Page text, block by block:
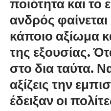
ανδρός
κάποιο αξίωμα
της εξουσίας.
στο δια ταύτα. Να
αξίζεις την
έδειξαν οι